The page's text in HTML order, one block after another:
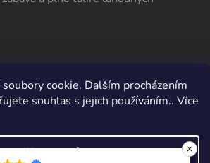
cookie. Dalším procházením
souhlas s jejich používáním.. Více
Nastavení